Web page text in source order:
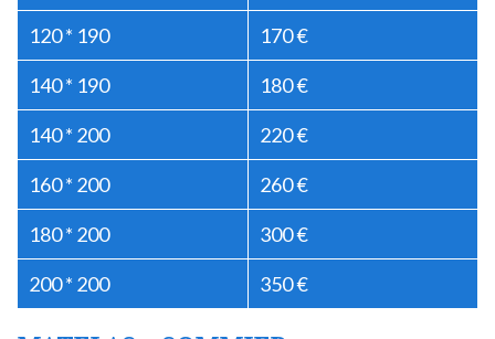
120 * 190 170 €
140 * 190 180 €
140 * 200 220 €
160 * 200 260 €
180 * 200 300 €
200 * 200 350 €